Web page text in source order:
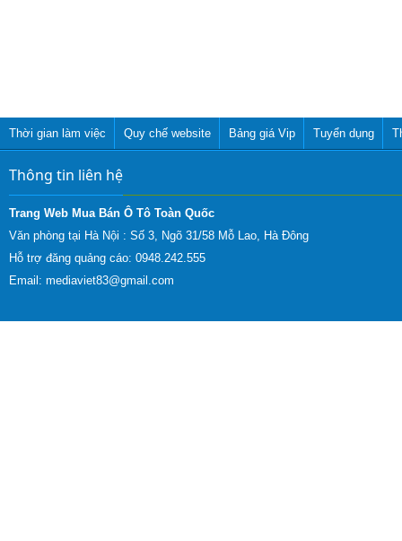
Thời gian làm việc Quy chế website Bảng giá Vip Tuyển dụng
Thông tin liên hệ
Trang Web Mua Bán Ô Tô Toàn Quốc
Văn phòng tại Hà Nội : Số 3, Ngõ 31/58 Mỗ Lao, Hà Đông
Hỗ trợ đăng quảng cáo: 0948.242.555
Email: mediaviet83@gmail.com